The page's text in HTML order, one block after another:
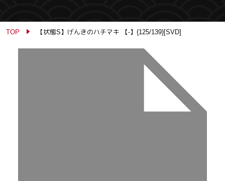
TOP 【状態S】げんきのハチマキ 【-】{125/139}[SVD]